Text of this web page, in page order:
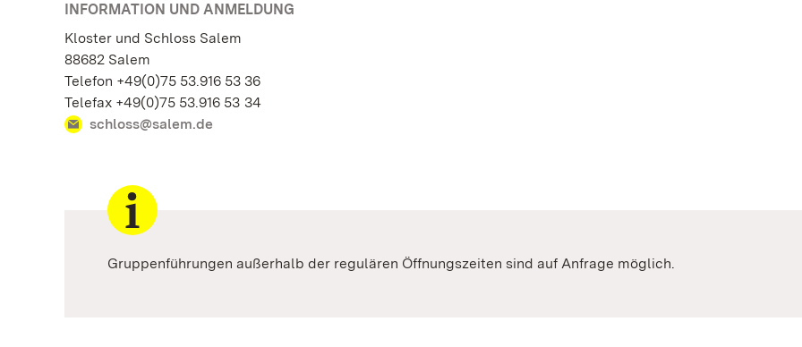
INFORMATION UND ANMELDUNG
Kloster und Schloss Salem
88682 Salem
Telefon +49(0)75 53.916 53 36
Telefax +49(0)75 53.916 53 34
schloss@salem.de
Gruppenführungen außerhalb der regulären Öffnungszeiten sind auf Anfrage möglich.